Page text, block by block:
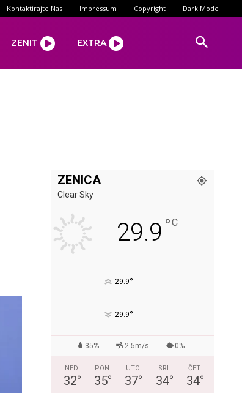
Kontaktirajte Nas Impressum Copyright Dark Mode
ZENIT EXTRA
ZENICA
Clear Sky
29.9 °C
29.9°
29.9°
35% 2.5m/s 0%
NED
32°
PON
35°
UTO
37°
SRI
34°
ČET
34°